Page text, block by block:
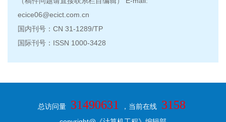
ecice06@ecict.com.cn
国内刊号：CN 31-1289/TP
国际刊号：ISSN 1000-3428
总访问量 31490631 ，当前在线 3158